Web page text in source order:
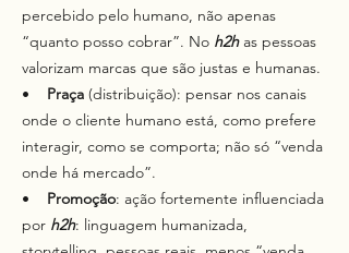
percebido pelo humano, não apenas
“quanto posso cobrar”. No h2has pessoas
valorizam marcas que são justas e humanas.
• Praça (distribuição): pensar nos canais
onde o cliente humano está, como prefere
interagir, como se comporta; não só “venda
onde há mercado”.
• Promoção: ação fortemente influenciada
por h2h: linguagem humanizada,